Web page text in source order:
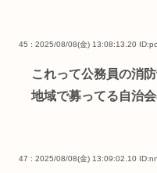
45 : 2025/08/08(金) 13:08:13.20
これって公務員の消
地域で募ってる自治
47 : 2025/08/08(金) 13:09:02.10